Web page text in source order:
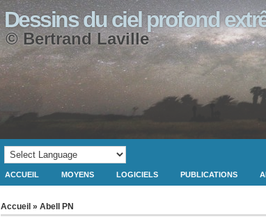
Dessins du ciel profond
© Bertrand Laville
ACCUEIL MOYENS LOGICIELS PUBLICATIONS
Accueil » Abell PN